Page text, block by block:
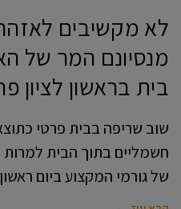
לא מקשיבים
מנסיונם המר של
בית בראשון לציון
שוב שריפה בבית פרטי
חשמליים בתוך הבית למרות
של גורמי המקצוע ביום